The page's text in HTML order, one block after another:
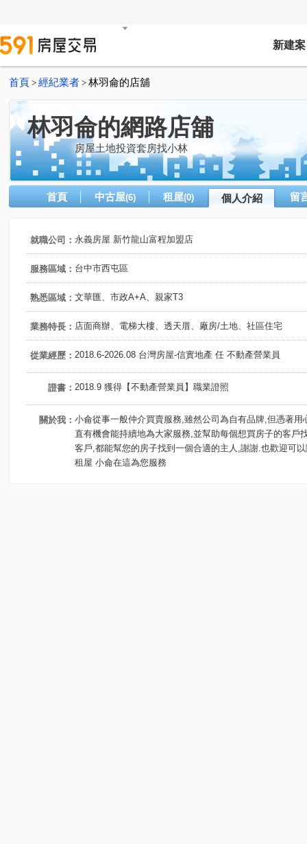
新建案
首頁 > 經紀業者 > 林羽侖的店舖
林羽侖的網路店舖
房屋土地投資套房找小林
首頁 中古屋(6) 租屋(0) 個人介紹 留
就職公司： 永義房屋 新竹龍山富程加盟店
服務區域： 台中市西屯區
熟悉區域： 文華匯、市政A+A、親家T3
業務特長： 店面商辦、電梯大樓、透天厝、廠房/土地、社區住宅
從業經歷： 2018.6-2026.08 台灣房屋-信實地產 任 不動產營業員
證書： 2018.9 獲得【不動產營業員】職業證照
關於我： 小侖從事一般仲介買賣服務,雖然公司為自有品牌,但憑著
直有機會能持續地為大家服務,並幫助每個想買房子的客戶
客戶,都能幫您的房子找到一個合適的主人,謝謝.也歡迎可
租屋 小侖在這為您服務